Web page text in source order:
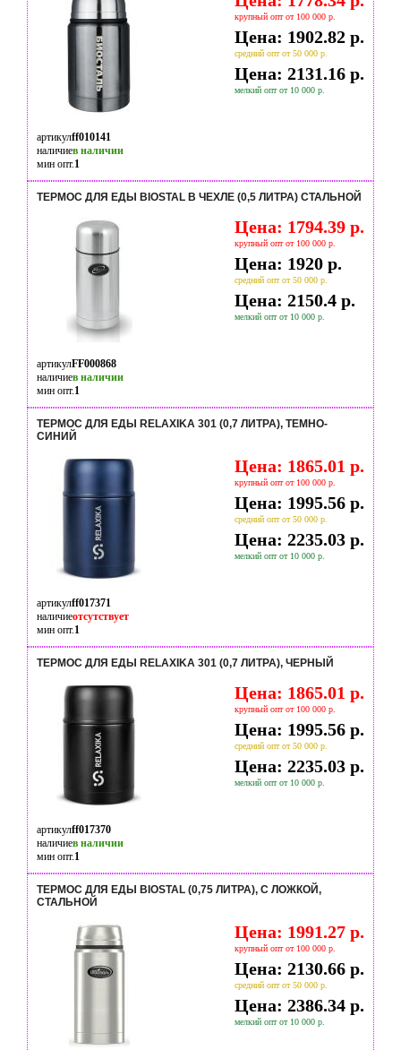
крупный опт от 100 000 р.
Цена: 1902.82 р.
средний опт от 50 000 р.
Цена: 2131.16 р.
мелкий опт от 10 000 р.
артикулff010141
наличиев наличии
мин опт.1
ТЕРМОС ДЛЯ ЕДЫ BIOSTAL В ЧЕХЛЕ (0,5 ЛИТРА) СТАЛЬНОЙ
Цена: 1794.39 р.
крупный опт от 100 000 р.
Цена: 1920 р.
средний опт от 50 000 р.
Цена: 2150.4 р.
мелкий опт от 10 000 р.
артикулFF000868
наличиев наличии
мин опт.1
ТЕРМОС ДЛЯ ЕДЫ RELAXIKA 301 (0,7 ЛИТРА), ТЕМНО-
СИНИЙ
Цена: 1865.01 р.
крупный опт от 100 000 р.
Цена: 1995.56 р.
средний опт от 50 000 р.
Цена: 2235.03 р.
мелкий опт от 10 000 р.
артикулff017371
наличиеотсутствует
мин опт.1
ТЕРМОС ДЛЯ ЕДЫ RELAXIKA 301 (0,7 ЛИТРА), ЧЕРНЫЙ
Цена: 1865.01 р.
крупный опт от 100 000 р.
Цена: 1995.56 р.
средний опт от 50 000 р.
Цена: 2235.03 р.
мелкий опт от 10 000 р.
артикулff017370
наличиев наличии
мин опт.1
ТЕРМОС ДЛЯ ЕДЫ BIOSTAL (0,75 ЛИТРА), С ЛОЖКОЙ,
СТАЛЬНОЙ
Цена: 1991.27 р.
крупный опт от 100 000 р.
Цена: 2130.66 р.
средний опт от 50 000 р.
Цена: 2386.34 р.
мелкий опт от 10 000 р.